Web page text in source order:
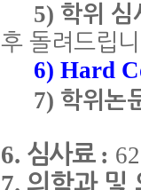
5) 학위 심
후 돌려드립
6) Hard
7) 학위논
6. 심사료 :
7. 의 학과 및